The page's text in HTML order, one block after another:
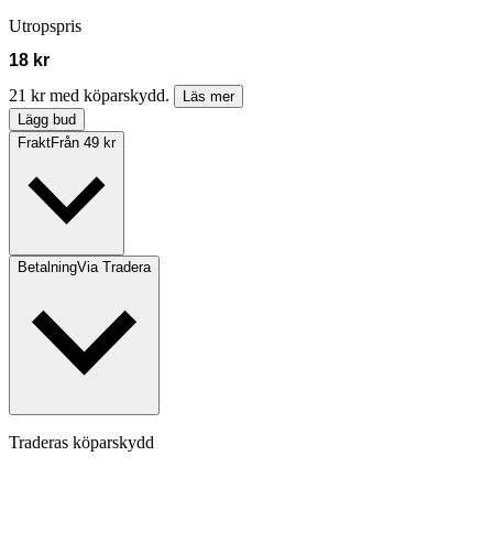
Utropspris
18 kr
21 kr med köparskydd.
Läs mer
Lägg bud
FraktFrån 49 kr
BetalningVia Tradera
Traderas köparskydd